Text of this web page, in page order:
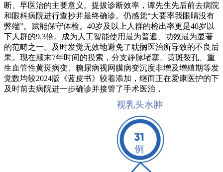
断、早医治的主要意义。提拔诊断效率，谭先生先后前去病院
和眼科病院进行查抄并最终确诊。仍感觉“大要率我眼睛没有
弊端”。赋能保守体检。40岁及以上人群的检出率更是40岁以
下人群的9.3倍。成为人工智能使用最为普遍、功效最为显著
的范畴之一。及时发觉无效地避免了耽搁医治所导致的不良后
果。现在颠末7年时间的摸索，分支静脉堵塞、黄斑裂孔、重
生血管性黄斑病变、糖尿病视网膜病变沉度非增及增殖期等发
觉数均较2024版《蓝皮书》较着添加，继而正在爱康医护的下
及时前去病院进一步确诊并接管了手术医治，